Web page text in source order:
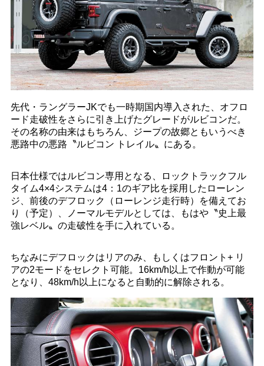
先代・ラングラーJKでも一時期国内導入された、オフロ
ード走破性をさらに引き上げたグレードがルビコンだ。
その名称の由来はもちろん、ジープの故郷ともいうべき
悪路中の悪路〝ルビコン トレイル〟にある。
日本仕様ではルビコン専用となる、ロックトラックフル
タイム4×4システムは4：1のギア比を採用したローレン
ジ、前後のデフロック（ローレンジ走行時）を備えてお
り（予定）、ノーマルモデルとしては、もはや〝史上最
強レベル〟の走破性を手に入れている。
ちなみにデフロックはリアのみ、もしくはフロント+ リ
アの2モードをセレクト可能。16km/h以上で作動が可能
となり、48km/h以上になると自動的に解除される。